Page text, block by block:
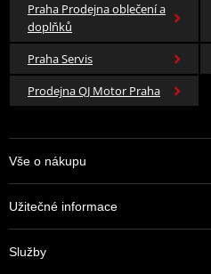
Praha Prodejna oblečení a
doplňků
Praha Servis
Prodejna QJ Motor Praha
Vše o nákupu
Užitečné informace
Služby